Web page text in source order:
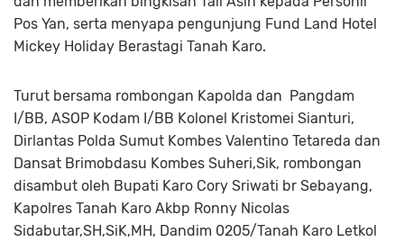
Pos Yan, serta menyapa pengunjung Fund Land Hotel
Mickey Holiday Berastagi Tanah Karo.
Turut bersama rombongan Kapolda dan Pangdam
I/BB, ASOP Kodam I/BB Kolonel Kristomei Sianturi,
Dirlantas Polda Sumut Kombes Valentino Tetareda dan
Dansat Brimobdasu Kombes Suheri,Sik, rombongan
disambut oleh Bupati Karo Cory Sriwati br Sebayang,
Kapolres Tanah Karo Akbp Ronny Nicolas
Sidabutar,SH,SiK,MH, Dandim 0205/Tanah Karo Letkol